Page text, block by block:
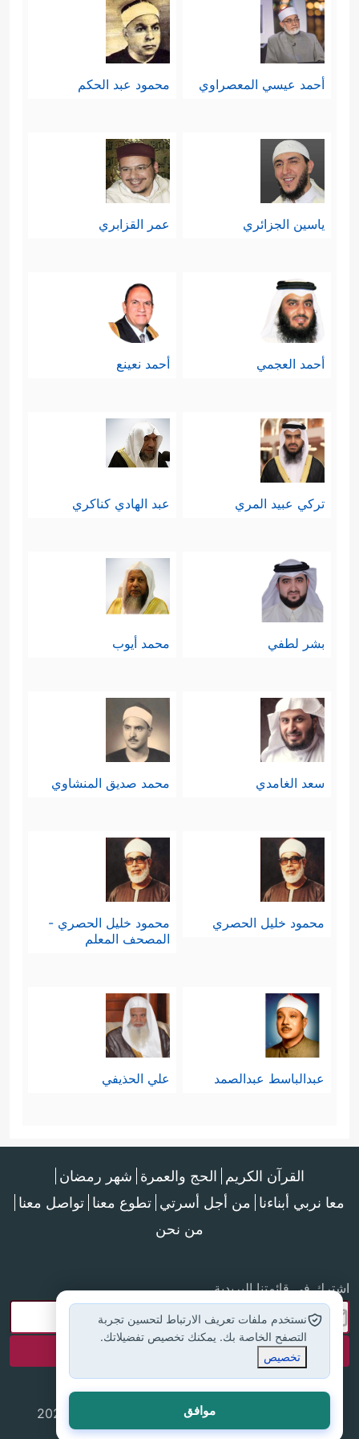
أحمد عيسي المعصراوي محمود عبد الحكم
ياسين الجزائري عمر القزابري
أحمد العجمي أحمد نعينع
تركي عبيد المري عبد الهادي كناكري
بشر لطفي محمد أيوب
سعد الغامدي محمد صديق المنشاوي
محمود خليل الحصري
محمود خليل الحصري -
المصحف المعلم
عبدالباسط عبدالصمد علي الحذيفي
القرآن الكريم الحج والعمرة شهر رمضان
معا نربي أبناءنا من أجل أسرتي تطوع معنا تواصل معنا
من نحن
اشترك في قائمتنا البريدية
جميع الحقوق محفوظة لموقع إسلام أون لاين © 2025
نستخدم ملفات تعريف الارتباط لتحسين تجربة
التصفح الخاصة بك. يمكنك تخصيص تفضيلاتك.
تخصيص
موافق